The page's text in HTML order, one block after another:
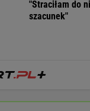
"Straciłam do
szacunek"